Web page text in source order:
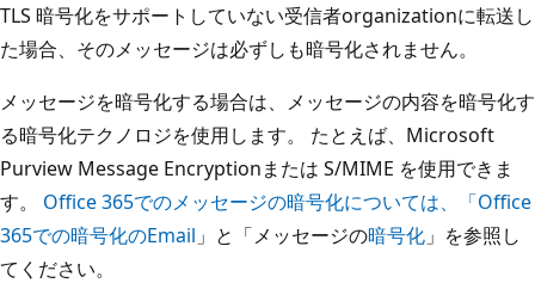
TLS 暗号化をサポートしていない受信者organizationに転送し
た場合、そのメッセージは必ずしも暗号化されません。
メッセージを暗号化する場合は、メッセージの内容を暗号化す
る暗号化テクノロジを使用します。 たとえば、Microsoft
Purview Message Encryptionまたは S/MIME を使用できま
す。 Office 365でのメッセージの暗号化については、「Office
365での暗号化のEmail 」と「メッセージの暗号化 」を参照し
てください。